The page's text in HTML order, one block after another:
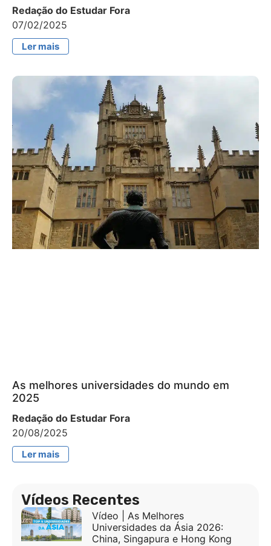
Redação do Estudar Fora
07/02/2025
Ler mais
As melhores universidades do mundo em
2025
Redação do Estudar Fora
20/08/2025
Ler mais
Vídeos Recentes
Vídeo | As Melhores
Universidades da Ásia 2026:
China, Singapura e Hong Kong